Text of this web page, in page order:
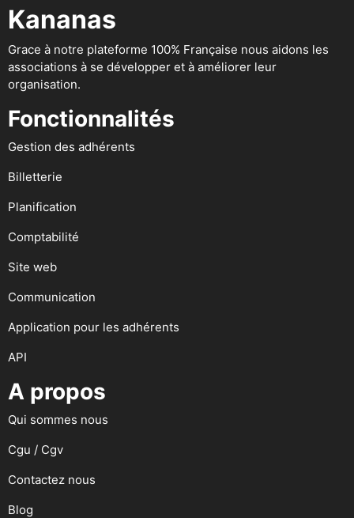
Kananas
Grace à notre plateforme 100% Française nous aidons les
associations à se développer et à améliorer leur
organisation.
Fonctionnalités
Gestion des adhérents
Billetterie
Planification
Comptabilité
Site web
Communication
Application pour les adhérents
API
A propos
Qui sommes nous
Cgu / Cgv
Contactez nous
Blog